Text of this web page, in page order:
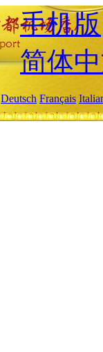
手机版
简体
Deutsch Français